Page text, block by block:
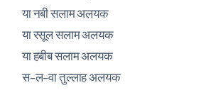
या नबी सलाम अलयक
या रसूल सलाम अलयक
या हबीब सलाम अलयक
स-ल-वा तुल्लाह अलयक